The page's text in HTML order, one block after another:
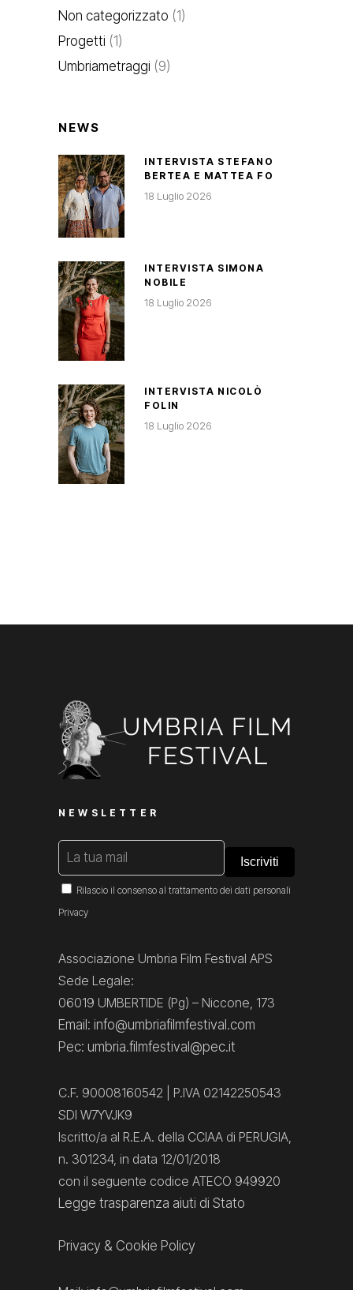
Non categorizzato (1)
Progetti (1)
Umbriametraggi (9)
NEWS
INTERVISTA STEFANO
BERTEA E MATTEA FO
18 Luglio 2026
INTERVISTA SIMONA
NOBILE
18 Luglio 2026
INTERVISTA NICOLÒ
FOLIN
18 Luglio 2026
NEWSLETTER
Rilascio il consenso al trattamento dei dati personali
Privacy
Associazione Umbria Film Festival APS
Sede Legale:
06019 UMBERTIDE (Pg) – Niccone, 173
Email: info@umbriafilmfestival.com
Pec: umbria.filmfestival@pec.it
C.F. 90008160542 | P.IVA 02142250543
SDI W7YVJK9
Iscritto/a al R.E.A. della CCIAA di PERUGIA,
n. 301234, in data 12/01/2018
con il seguente codice ATECO 949920
Legge trasparenza aiuti di Stato
Privacy & Cookie Policy